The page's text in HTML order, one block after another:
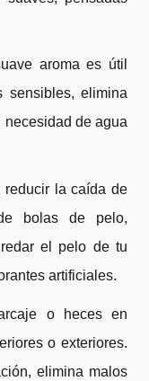
aroma es útil
sensibles, elimina
de agua
reducir la caída de
bolas de pelo,
el pelo de tu
artificiales.
o heces en
o exteriores.
elimina malos